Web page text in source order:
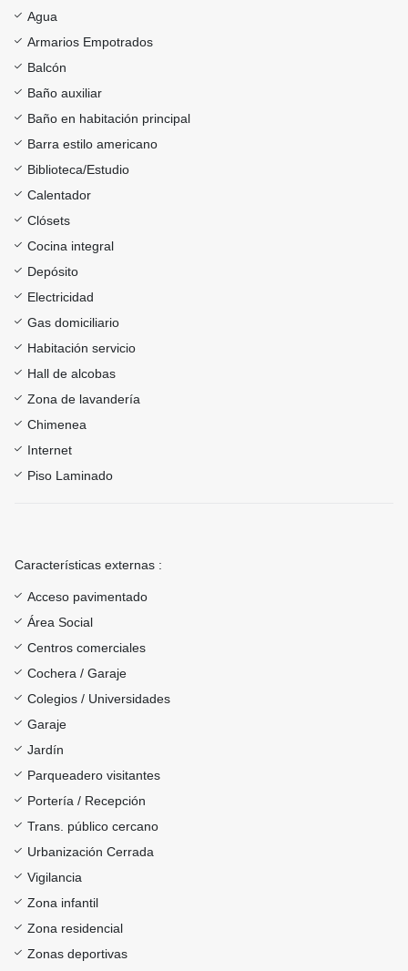
Agua
Armarios Empotrados
Balcón
Baño auxiliar
Baño en habitación principal
Barra estilo americano
Biblioteca/Estudio
Calentador
Clósets
Cocina integral
Depósito
Electricidad
Gas domiciliario
Habitación servicio
Hall de alcobas
Zona de lavandería
Chimenea
Internet
Piso Laminado
Características externas :
Acceso pavimentado
Área Social
Centros comerciales
Cochera / Garaje
Colegios / Universidades
Garaje
Jardín
Parqueadero visitantes
Portería / Recepción
Trans. público cercano
Urbanización Cerrada
Vigilancia
Zona infantil
Zona residencial
Zonas deportivas